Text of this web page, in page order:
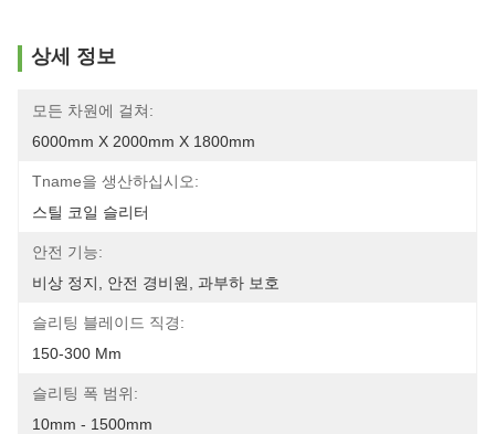
상세 정보
모든 차원에 걸쳐:
6000mm X 2000mm X 1800mm
Tname을 생산하십시오:
스틸 코일 슬리터
안전 기능:
비상 정지, 안전 경비원, 과부하 보호
슬리팅 블레이드 직경:
150-300 Mm
슬리팅 폭 범위:
10mm - 1500mm